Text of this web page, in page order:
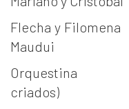
Flecha y
Maudui
criados)